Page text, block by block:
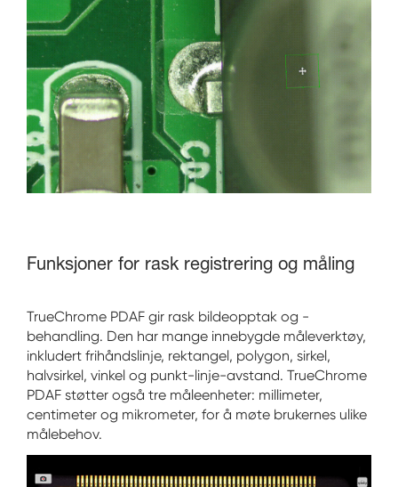
Funksjoner for rask registrering og måling
TrueChrome PDAF gir rask bildeopptak og -
behandling. Den har mange innebygde måleverktøy,
inkludert frihåndslinje, rektangel, polygon, sirkel,
halvsirkel, vinkel og punkt-linje-avstand. TrueChrome
PDAF støtter også tre måleenheter: millimeter,
centimeter og mikrometer, for å møte brukernes ulike
målebehov.